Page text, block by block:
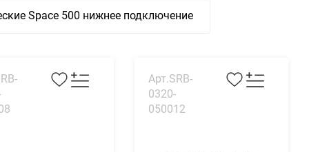
Space 500 нижнее подключение
Арт.SRB-
0320-
050012